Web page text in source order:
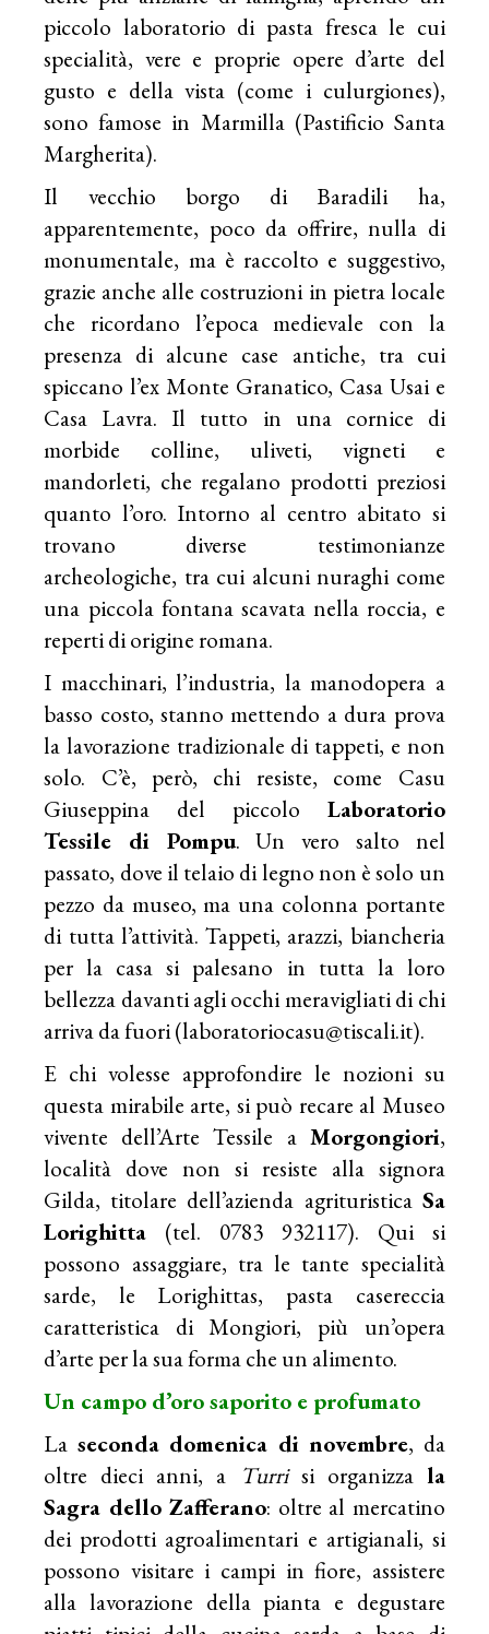
piccolo laboratorio di pasta fresca le cui
specialità, vere e proprie opere d’arte del
gusto e della vista (come i culurgiones),
sono famose in Marmilla (Pastificio Santa
Margherita).
Il vecchio borgo di Baradili ha,
apparentemente, poco da offrire, nulla di
monumentale, ma è raccolto e suggestivo,
grazie anche alle costruzioni in pietra locale
che ricordano l’epoca medievale con la
presenza di alcune case antiche, tra cui
spiccano l’ex Monte Granatico, Casa Usai e
Casa Lavra. Il tutto in una cornice di
morbide colline, uliveti, vigneti e
mandorleti, che regalano prodotti preziosi
quanto l’oro. Intorno al centro abitato si
trovano diverse testimonianze
archeologiche, tra cui alcuni nuraghi come
una piccola fontana scavata nella roccia, e
reperti di origine romana.
I macchinari, l’industria, la manodopera a
basso costo, stanno mettendo a dura prova
la lavorazione tradizionale di tappeti, e non
solo. C’è, però, chi resiste, come Casu
Giuseppina del piccolo Laboratorio
Tessile di Pompu. Un vero salto nel
passato, dove il telaio di legno non è solo un
pezzo da museo, ma una colonna portante
di tutta l’attività. Tappeti, arazzi, biancheria
per la casa si palesano in tutta la loro
bellezza davanti agli occhi meravigliati di chi
arriva da fuori (laboratoriocasu@tiscali.it).
E chi volesse approfondire le nozioni su
questa mirabile arte, si può recare al Museo
vivente dell’Arte Tessile a Morgongiori,
località dove non si resiste alla signora
Gilda, titolare dell’azienda agrituristica Sa
Lorighitta (tel. 0783 932117). Qui si
possono assaggiare, tra le tante specialità
sarde, le Lorighittas, pasta casereccia
caratteristica di Mongiori, più un’opera
d’arte per la sua forma che un alimento.
Un campo d’oro saporito e profumato
La seconda domenica di novembre, da
oltre dieci anni, a Turri si organizza la
Sagra dello Zafferano: oltre al mercatino
dei prodotti agroalimentari e artigianali, si
possono visitare i campi in fiore, assistere
alla lavorazione della pianta e degustare